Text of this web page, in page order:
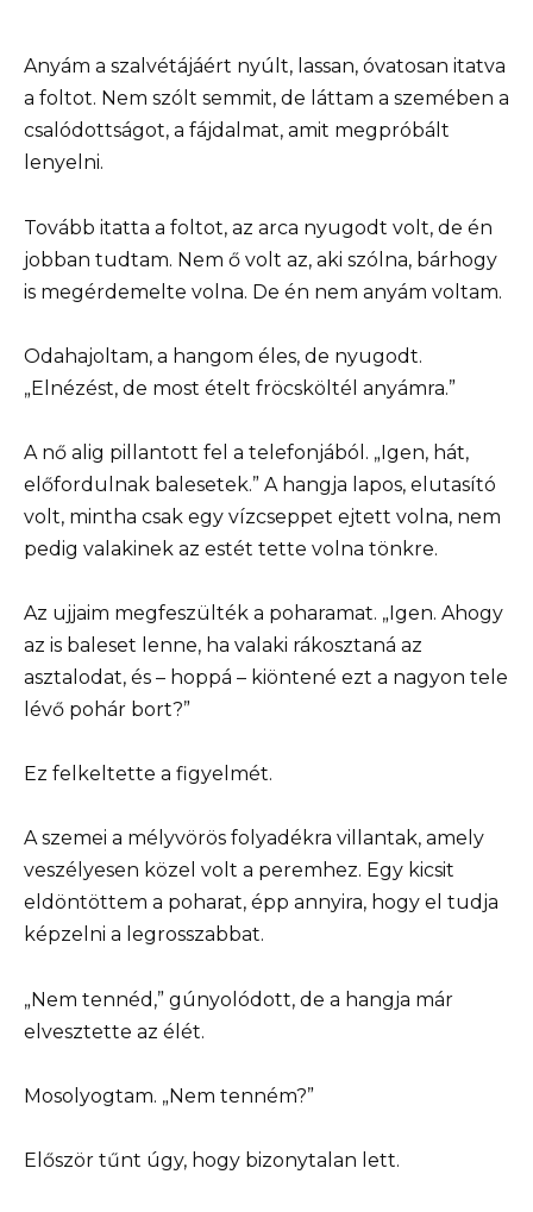
Anyám a szalvétájáért nyúlt, lassan, óvatosan itatva
a foltot. Nem szólt semmit, de láttam a szemében a
csalódottságot, a fájdalmat, amit megpróbált
lenyelni.
Tovább itatta a foltot, az arca nyugodt volt, de én
jobban tudtam. Nem ő volt az, aki szólna, bárhogy
is megérdemelte volna. De én nem anyám voltam.
Odahajoltam, a hangom éles, de nyugodt.
„Elnézést, de most ételt fröcsköltél anyámra.”
A nő alig pillantott fel a telefonjából. „Igen, hát,
előfordulnak balesetek.” A hangja lapos, elutasító
volt, mintha csak egy vízcseppet ejtett volna, nem
pedig valakinek az estét tette volna tönkre.
Az ujjaim megfeszülték a poharamat. „Igen. Ahogy
az is baleset lenne, ha valaki rákosztaná az
asztalodat, és – hoppá – kiöntené ezt a nagyon tele
lévő pohár bort?”
Ez felkeltette a figyelmét.
A szemei a mélyvörös folyadékra villantak, amely
veszélyesen közel volt a peremhez. Egy kicsit
eldöntöttem a poharat, épp annyira, hogy el tudja
képzelni a legrosszabbat.
„Nem tennéd,” gúnyolódott, de a hangja már
elvesztette az élét.
Mosolyogtam. „Nem tenném?”
Először tűnt úgy, hogy bizonytalan lett.